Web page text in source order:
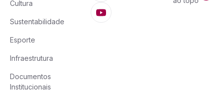
Cultura
Sustentabilidade
Esporte
Infraestrutura
Documentos
Institucionais